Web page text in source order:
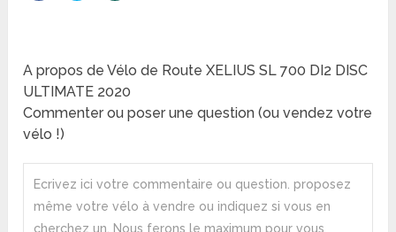
A propos de Vélo de Route XELIUS SL 700 DI2 DISC
ULTIMATE 2020
Commenter ou poser une question (ou vendez votre
vélo !)